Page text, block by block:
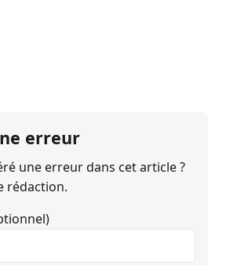
erreur
une erreur dans cet article ?
rédaction.